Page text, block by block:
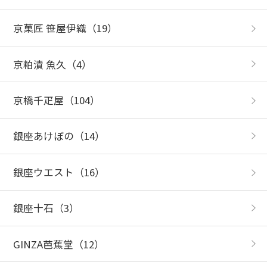
京菓匠 笹屋伊織（19）
京粕漬 魚久 （4）
京橋千疋屋 （104）
銀座あけぼの （14）
銀座ウエスト （16）
銀座十石 （3）
GINZA芭蕉堂 （12）